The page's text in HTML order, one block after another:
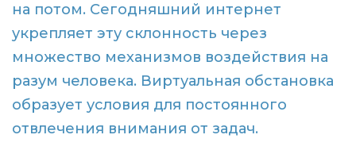
на потом. Сегодняшний интернет
укрепляет эту склонность через
множество механизмов воздействия на
разум человека. Виртуальная обстановка
образует условия для постоянного
отвлечения внимания от задач.